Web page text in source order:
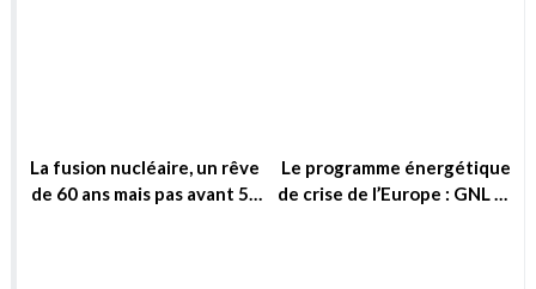
La fusion nucléaire, un rêve
de 60 ans mais pas avant 50
Le programme énergétique
de crise de l’Europe : GNL et